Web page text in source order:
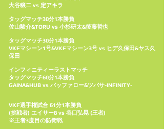
大谷穣二 vs 定アキラ
タッグマッチ30分1本勝負
佐山駿介&TORU vs 小杉研太&後藤哲也
タッグマッチ30分1本勝負
VKFマシーン1号&VKFマシーン3号 vs ヒデ久保田&ヤス久
保田
インフィニティーラストマッチ
タッグマッチ60分1本勝負
GAINA&HUB vs バッファロー&ツバサ-INFINITY-
VKF選手権試合 61分1本勝負
(挑戦者) エイサー8 vs 谷口弘晃 (王者)
※王者3度目の防衛戦